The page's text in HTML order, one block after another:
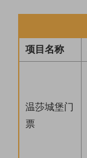
项目名称
温莎城堡门
票